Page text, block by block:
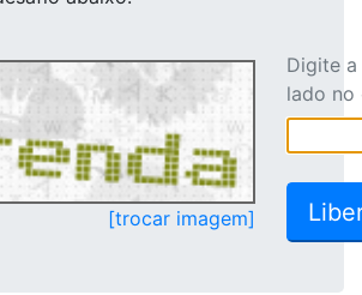
[trocar imagem]
Digite
lado no